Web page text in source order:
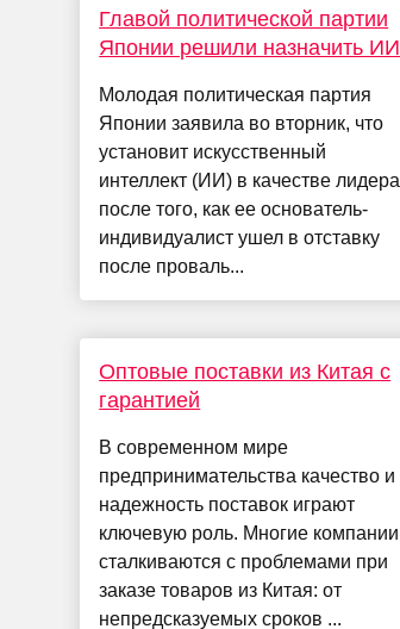
Главой политической партии
Японии решили назначить ИИ
Молодая политическая партия
Японии заявила во вторник, что
установит искусственный
интеллект (ИИ) в качестве лидера
после того, как ее основатель-
индивидуалист ушел в отставку
после проваль...
Оптовые поставки из Китая с
гарантией
В современном мире
предпринимательства качество и
надежность поставок играют
ключевую роль. Многие компании
сталкиваются с проблемами при
заказе товаров из Китая: от
непредсказуемых сроков ...